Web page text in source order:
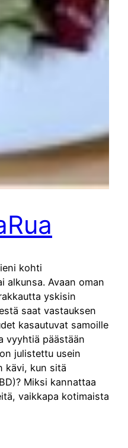
kohti
alkunsa. Avaan oman
yskisin
saat vastauksen
kasautuvat samoille
vyyhtiä päästään
julistettu usein
kävi, kun sitä
Miksi kannattaa
vaikkapa kotimaista